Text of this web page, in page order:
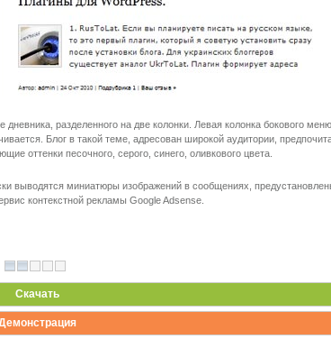
разделенного на две колонки. Левая колонка бокового
Блог в такой теме, адресован широкой аудитории,
оттенки песочного, серого, синего, оливкового цвета.
выводятся миниатюры изображений в сообщениях,
контекстной рекламы Google Adsense.
Скачать